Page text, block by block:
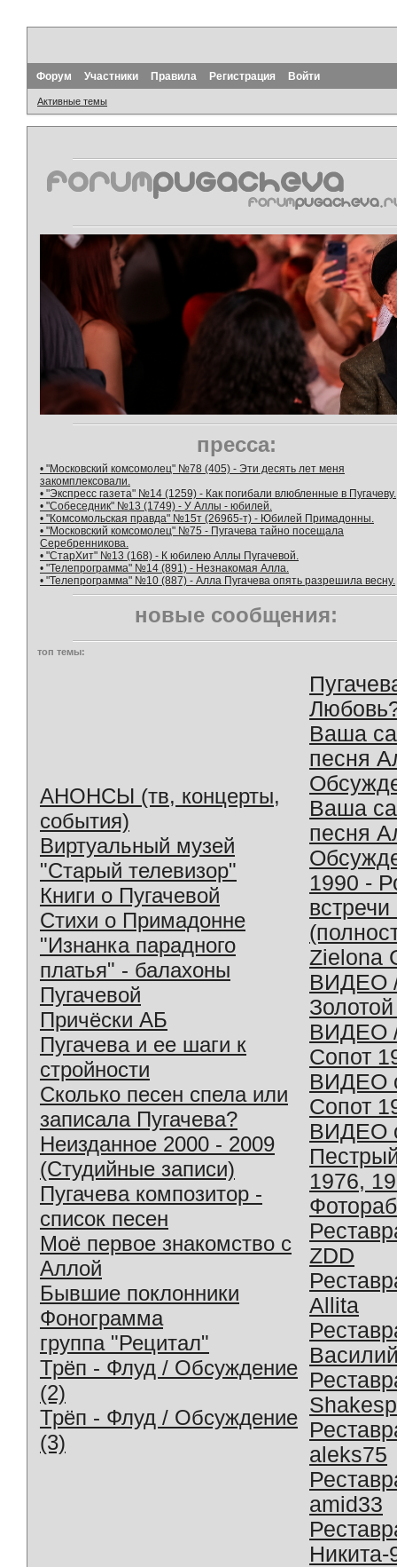
Форум Участники Правила Регистрация Войти
Активные темы
пресса:
• "Московский комсомолец" №78 (405) - Эти десять лет меня
закомплексовали.
• "Экспресс газета" №14 (1259) - Как погибали влюбленные в Пугачеву.
• "Собеседник" №13 (1749) - У Аллы - юбилей.
• "Комсомольская правда" №15т (26965-т) - Юбилей Примадонны.
• "Московский комсомолец" №75 - Пугачева тайно посещала
Серебренникова.
• "СтарХит" №13 (168) - К юбилею Аллы Пугачевой.
• "Телепрограмма" №14 (891) - Незнакомая Алла.
• "Телепрограмма" №10 (887) - Алла Пугачева опять разрешила весну.
новые сообщения:
топ темы:
АНОНСЫ (тв, концерты,
события)
Виртуальный музей
"Старый телевизор"
Книги о Пугачевой
Стихи о Примадонне
"Изнанка парадного
платья" - балахоны
Пугачевой
Причёски АБ
Пугачева и ее шаги к
стройности
Сколько песен спела или
записала Пугачева?
Неизданное 2000 - 2009
(Студийные записи)
Пугачева композитор -
список песен
Моё первое знакомство с
Аллой
Бывшие поклонники
Фонограмма
группа "Рецитал"
Трёп - Флуд / Обсуждение
(2)
Трёп - Флуд / Обсуждение
(3)
Ваша
песня
Ваша
песня
1990 -
Zielona
ВИДЕО
ВИДЕО
Сопот
ВИДЕО
Сопот
ВИДЕО
1976,
ZDD
Allita
aleks75
amid33
Никита-